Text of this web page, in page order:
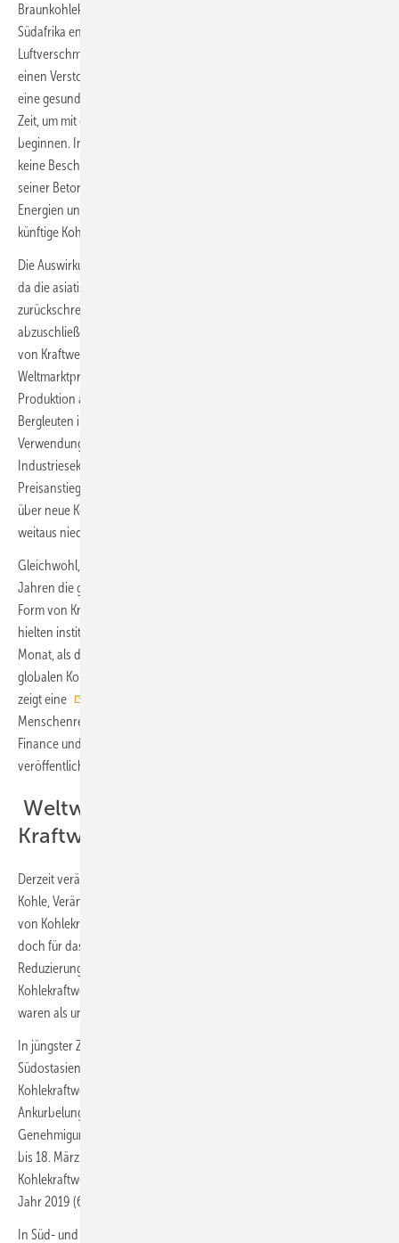
Braunkohlekraftwerks Afsin C um 1800 Megawatt (MW) abgelehnt. In
Südafrika entschied der Oberste Gerichtshof, dass eine
Luftverschmutzung, die über den nationalen Luftqualitätsnormen liegt,
einen Verstoß gegen das verfassungsmäßige Recht der Einwohner auf
eine gesunde Umwelt darstellt. Der Umweltminister hat nun 12 Monate
Zeit, um mit der Durchsetzung der Normen für saubere Luft zu
beginnen. In China sieht der neue Fünfjahres-Energieplan bis 2025
keine Beschränkungen für die Kohlekraft vor. Dennoch legt er mit
seiner Betonung eines erheblichen Ausbaus der erneuerbaren
Energien und der Fernübertragung den Grundstein für eine geringere
künftige Kohleverstromung.
Die Auswirkungen der Sanktionen gegen russische Banken halten an,
da die asiatischen Kohlekäufer entweder vor dem Kauf von Ladungen
zurückschrecken oder Schwierigkeiten haben, Transaktionen
abzuschließen. Vietnam, das in zunehmendem Maße auf die Einfuhr
von Kraftwerkskohle angewiesen ist, wurde durch den Anstieg der
Weltmarktpreise für Kohle und die Verringerung der heimischen
Produktion aufgrund eines Anstiegs der COVID-19-Fälle bei
Bergleuten in Mitleidenschaft gezogen. In Indien hat die vorrangige
Verwendung von heimischer Kohle für den Energiesektor andere
Industriesektoren wie Aluminiumhütten anfällig gemacht. Der
Preisanstieg auf dem Weltmarkt für Kraftwerkskohle hat die Debatte
über neue Kohlekraftwerke, wie in Pakistan, verschärft, die zu Zeiten
weitaus niedrigerer Kohlepreise geplant wurden.
Gleichwohl, kommerzielle Banken haben in den vergangenen drei
Jahren die globale Kohleindustrie mit über 1,5 Billionen US-Dollar in
Form von Krediten und Underwriting-Mandaten unterstützt. Zudem
hielten institutionelle Investoren mit Stand November 2021 – dem
Monat, als die COP26 in Glasgow stattfand – Aktien und Anleihen der
globalen Kohleindustrie im Wert von über 1,2 Billionen US-Dollar. Dies
zeigt eine
Menschenrechtsorganisation Urgewald, die gemeinsam mit Reclaim
Finance und 25 weiteren internationalen Partnerorganisationen
veröffentlicht wurde.
Weltweit mehr fossile
Kraftwerkskapazitäten stillgelegt
Derzeit verändert sich einiges, aber immer noch rollt der Motor für die
Kohle, Veränderungen treten zu langsam ein. Der weltweite Ausbau
von Kohlekraftwerken ist das vierte Jahr in Folge zurückgegangen,
doch für das Pariser Klimaabkommen sind weitaus stärkere
Reduzierungen erforderlich. Und es zeigte sich, dass Stilllegung von
Kohlekraftwerken in den USA unter Präsident Trump um 67 % höher
waren als unter Obama.
In jüngster Zeit haben die Reaktionen auf COVID-19 in China,
Südostasien und Südasien erhebliche Auswirkungen auf die
Kohlekraftwerkspipeline. In einem offensichtlichen Schritt zur
Ankurbelung der heimischen Wirtschaft hat China die
Genehmigungen für neue Kohlekraftwerke drastisch erhöht. Vom 1.
bis 18. März 2020 genehmigten die Behörden in China mehr
Kohlekraftwerkskapazität zum Bau (7.960 Megawatt) als im gesamten
Jahr 2019 (6.310 MW).
In Süd- und Südostasien hat Global Energy Monitor 15 Standorte mit